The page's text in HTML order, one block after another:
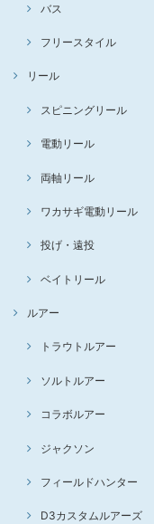
バス
フリースタイル
リール
スピニングリール
電動リール
両軸リール
ワカサギ電動リール
投げ・遠投
ベイトリール
ルアー
トラウトルアー
ソルトルアー
コラボルアー
ジャクソン
フィールドハンター
D3カスタムルアーズ